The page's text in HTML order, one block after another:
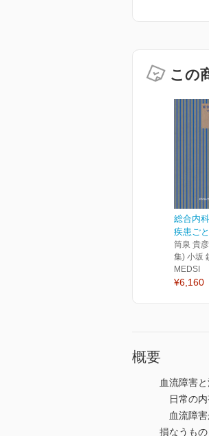
この
総合内
疾患ご
筒泉 貴
集) 小坂
MEDSI
¥6,160
概要
血流障害
日常の内
血流障害
損なうも